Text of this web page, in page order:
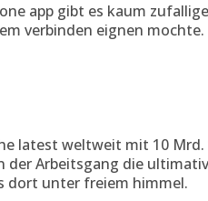
app gibt es kaum
verbinden eignen mochte.
latest weltweit mit 10 Mrd.
der Arbeitsgang die
dort unter freiem himmel.